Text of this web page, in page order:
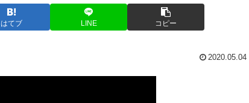
はてブ LINE コピー
2020.05.04